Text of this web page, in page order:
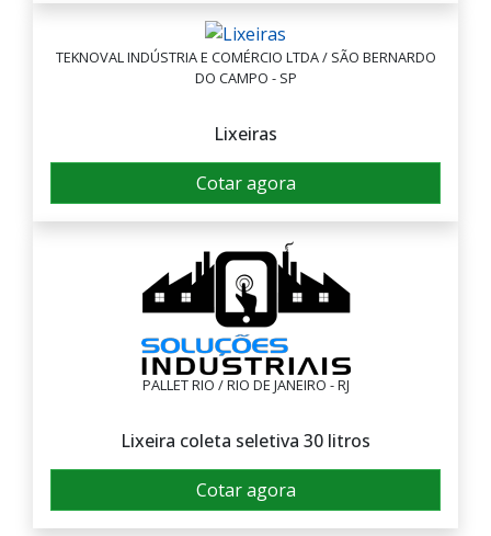
TEKNOVAL INDÚSTRIA E COMÉRCIO LTDA / SÃO BERNARDO
DO CAMPO - SP
Lixeiras
Cotar agora
PALLET RIO / RIO DE JANEIRO - RJ
Lixeira coleta seletiva 30 litros
Cotar agora